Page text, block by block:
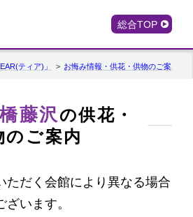
総合TOP
ティア)」 お悔み情報・供花・供物のご案内
藤沢の供花・
のご案内
ただく会館により異なる場合
ざいます。